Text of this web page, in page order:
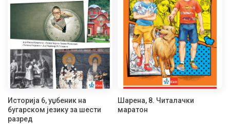
Историја 6, уџбеник на
бугарском језику за шести
разред
Шарена, 8. Читалачки
маратон